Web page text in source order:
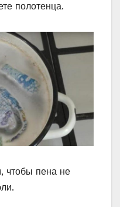
полотенца.
чтобы пена не